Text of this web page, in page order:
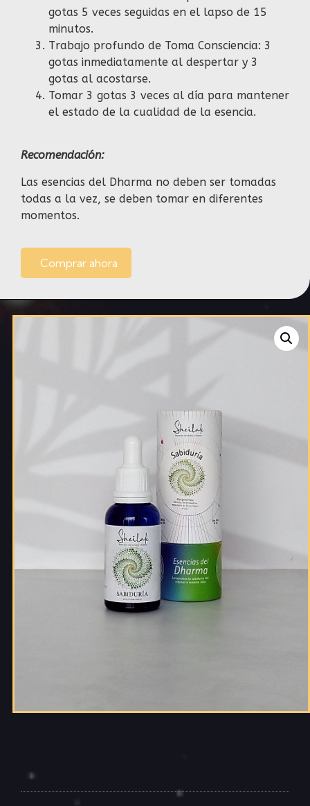
gotas 5 veces seguidas en el lapso de 15
minutos.
Trabajo profundo de Toma Consciencia: 3
gotas inmediatamente al despertar y 3
gotas al acostarse.
Tomar 3 gotas 3 veces al día para mantener
el estado de la cualidad de la esencia.
Recomendación:
Las esencias del Dharma no deben ser tomadas
todas a la vez, se deben tomar en diferentes
momentos.
Comprar ahora